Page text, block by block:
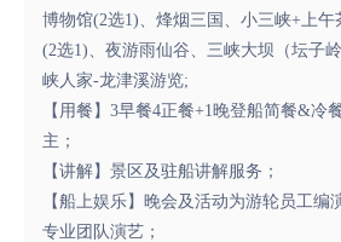
博物馆(2选1)、烽烟三国、小三峡+上
(2选1)、夜游雨仙谷、三峡大坝（坛子
峡人家-龙津溪游览;
【用餐】3早餐4正餐+1晚登船简餐&冷
主；
【讲解】景区及驻船讲解服务；
【船上娱乐】晚会及活动为游轮员工编
专业团队演艺；